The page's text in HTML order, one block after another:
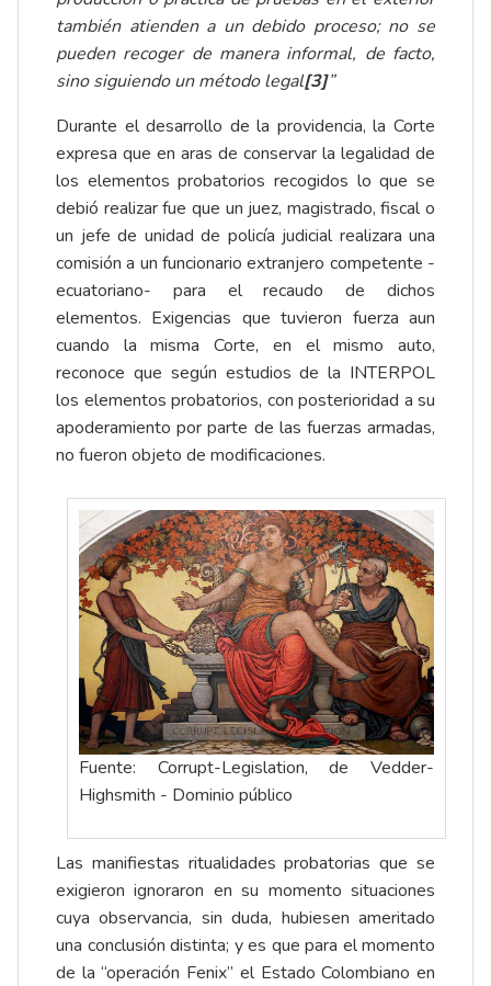
también atienden a un debido proceso; no se
pueden recoger de manera informal, de facto,
sino siguiendo un método legal[3]”
Durante el desarrollo de la providencia, la Corte
expresa que en aras de conservar la legalidad de
los elementos probatorios recogidos lo que se
debió realizar fue que un juez, magistrado, fiscal o
un jefe de unidad de policía judicial realizara una
comisión a un funcionario extranjero competente -
ecuatoriano- para el recaudo de dichos
elementos. Exigencias que tuvieron fuerza aun
cuando la misma Corte, en el mismo auto,
reconoce que según estudios de la INTERPOL
los elementos probatorios, con posterioridad a su
apoderamiento por parte de las fuerzas armadas,
no fueron objeto de modificaciones.
Fuente: Corrupt-Legislation, de Vedder-
Highsmith - Dominio público
Las manifiestas ritualidades probatorias que se
exigieron ignoraron en su momento situaciones
cuya observancia, sin duda, hubiesen ameritado
una conclusión distinta; y es que para el momento
de la “operación Fenix” el Estado Colombiano en